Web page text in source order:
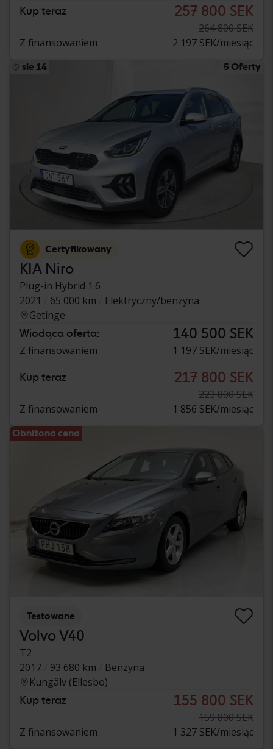
Kup teraz 257 800 SEK
264 800 SEK
Z finansowaniem
2 197 SEK/miesiąc
sie 14 5 Oferty
Certyfikowany
KIA Niro
Plug-in Hybrid 1.6
2021
65 000 km
Elektryczny/benzyna
Getinge
Wiodąca oferta: 140 500 SEK
Z finansowaniem 1 197 SEK/miesiąc
Kup teraz 217 800 SEK
223 800 SEK
Z finansowaniem
1 856 SEK/miesiąc
Obniżona cena
Testowane
Volvo V40
T2
2017
93 680 km
Benzyna
Kungälv (Ellesbo)
Kup teraz 155 800 SEK
159 800 SEK
Z finansowaniem
1 327 SEK/miesiąc